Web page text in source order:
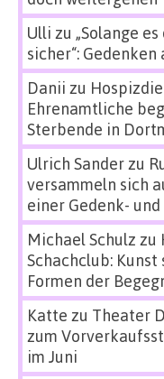
Ulli zu „Solange
sicher“: Gedenken
Danii zu
Ehrenamtliche
Sterbende in
Ulrich Sanderzu
versammeln sich
einer Gedenk-
Michael Schulz zu
Schachclub:
Formen der
Katte zu Theater
zum
im Juni